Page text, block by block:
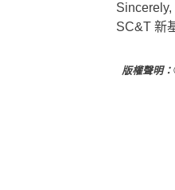
Sincerely,
SC&T 新
版權聲明